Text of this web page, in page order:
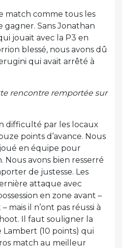
match comme tous les
gagner. Sans Jonathan
jouait avec la P3 en
blessé, nous avons dû
qui avait arrêté à
rencontre remportée sur
difficulté par les locaux
points d’avance. Nous
en équipe pour
Nous avons bien resserré
de justesse. Les
attaque avec
en zone avant –
mais il n’ont pas réussi à
Il faut souligner la
(10 points) qui
match au meilleur